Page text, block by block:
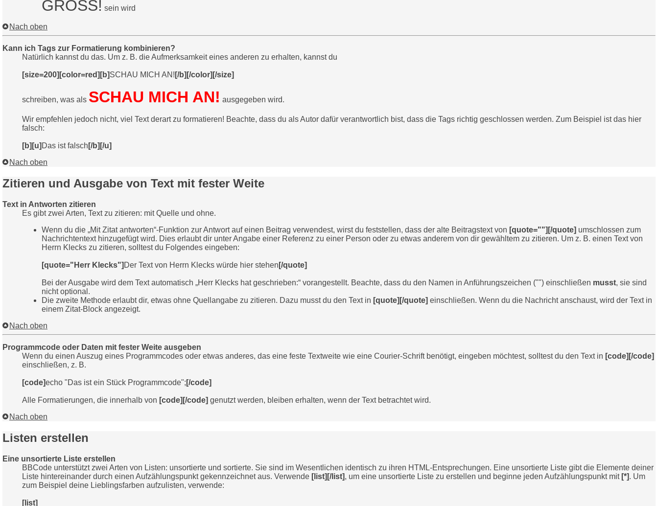
GROSS! sein wird
Nach oben
Kann ich Tags zur Formatierung kombinieren?
Natürlich kannst du das. Um z. B. die Aufmerksamkeit eines anderen zu erhalten, kannst du
[size=200][color=red][b]SCHAU MICH AN! [/b][/color][/size]
schreiben, was als SCHAU MICH AN! ausgegeben wird.
Wir empfehlen jedoch nicht, viel Text derart zu formatieren! Beachte, dass du als Autor dafür verantwortlich bist, dass die Tags richtig geschlossen werden. Zum Beispiel ist das hier
falsch:
[b][u] Das ist falsch [/b][/u]
Nach oben
Zitieren und Ausgabe von Text mit fester Weite
Text in Antworten zitieren
Es gibt zwei Arten, Text zu zitieren: mit Quelle und ohne.
Wenn du die „Mit Zitat antworten“-Funktion zur Antwort auf einen Beitrag verwendest, wirst du feststellen, dass der alte Beitragstext von [quote=""][/quote] umschlossen zum
Nachrichtentext hinzugefügt wird. Dies erlaubt dir unter Angabe einer Referenz zu einer Person oder zu etwas anderem von dir gewähltem zu zitieren. Um z. B. einen Text von
Herrn Klecks zu zitieren, solltest du Folgendes eingeben:
[quote="Herr Klecks"] Der Text von Herrn Klecks würde hier stehen [/quote]
Bei der Ausgabe wird dem Text automatisch „Herr Klecks hat geschrieben:“ vorangestellt. Beachte, dass du den Namen in Anführungszeichen ("") einschließen musst, sie sind
nicht optional.
Die zweite Methode erlaubt dir, etwas ohne Quellangabe zu zitieren. Dazu musst du den Text in [quote][/quote] einschließen. Wenn du die Nachricht anschaust, wird der Text in
einem Zitat-Block angezeigt.
Nach oben
Programmcode oder Daten mit fester Weite ausgeben
Wenn du einen Auszug eines Programmcodes oder etwas anderes, das eine feste Textweite wie eine Courier-Schrift benötigt, eingeben möchtest, solltest du den Text in [code][/code]
einschließen, z. B.
[code]echo "Das ist ein Stück Programmcode"; [/code]
Alle Formatierungen, die innerhalb von [code][/code] genutzt werden, bleiben erhalten, wenn der Text betrachtet wird.
Nach oben
Listen erstellen
Eine unsortierte Liste erstellen
BBCode unterstützt zwei Arten von Listen: unsortierte und sortierte. Sie sind im Wesentlichen identisch zu ihren HTML-Entsprechungen. Eine unsortierte Liste gibt die Elemente deiner
Liste hintereinander durch einen Aufzählungspunkt gekennzeichnet aus. Verwende [list][/list], um eine unsortierte Liste zu erstellen und beginne jeden Aufzählungspunkt mit [*]. Um
zum Beispiel deine Lieblingsfarben aufzulisten, verwende:
[list]